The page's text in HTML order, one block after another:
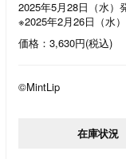
2025年5月28日（水）
※2025年2月26日（水
価格：3,630円(税込)
©MintLip
在庫状況